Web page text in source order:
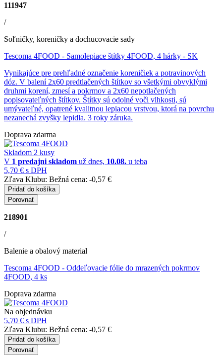
111947
/
Soľničky, koreničky a dochucovacie sady
Tescoma 4FOOD - Samolepiace štítky 4FOOD, 4 hárky - SK
Vynikajúce pre prehľadné označenie koreničiek a potravinových
dóz. V balení 2x60 predtlačených štítkov so všetkými obvyklými
druhmi korení, zmesí a pokrmov a 2x60 nepotlačených
popisovateľných štítkov. Štítky sú odolné voči vlhkosti, sú
umývateľné, opatrené kvalitnou lepiacou vrstvou, ktorá na povrchu
nezanechá zvyšky lepidla. 3 roky záruka.
Doprava zdarma
Skladom 2 kusy
V 1 predajni skladom už dnes, 10.08. u teba
5,70 € s DPH
Zľava Klubu: Bežná cena: -0,57 €
Pridať do košíka
Porovnať
218901
/
Balenie a obalový material
Tescoma 4FOOD - Oddeľovacie fólie do mrazených pokrmov
4FOOD, 4 ks
Doprava zdarma
Na objednávku
5,70 € s DPH
Zľava Klubu: Bežná cena: -0,57 €
Pridať do košíka
Porovnať